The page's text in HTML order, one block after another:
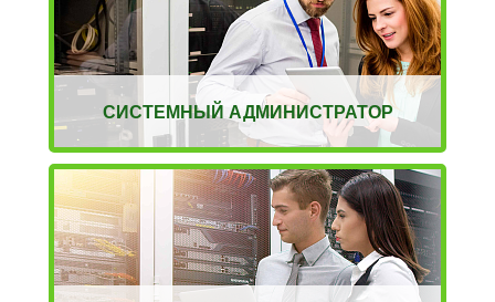
СИСТЕМНЫЙ АДМИНИСТРАТОР